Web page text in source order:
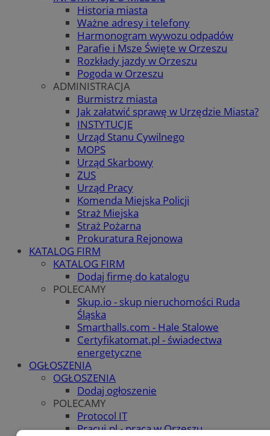
Historia miasta
Ważne adresy i telefony
Harmonogram wywozu odpadów
Parafie i Msze Święte w Orzeszu
Rozkłady jazdy w Orzeszu
Pogoda w Orzeszu
ADMINISTRACJA
Burmistrz miasta
Jak załatwić sprawę w Urzędzie Miasta?
INSTYTUCJE
Urząd Stanu Cywilnego
MOPS
Urząd Skarbowy
ZUS
Urząd Pracy
Komenda Miejska Policji
Straż Miejska
Straż Pożarna
Prokuratura Rejonowa
KATALOG FIRM
KATALOG FIRM
Dodaj firmę do katalogu
POLECAMY
Skup.io - skup nieruchomości Ruda
Śląska
Smarthalls.com - Hale Stalowe
Certyfikatomat.pl - świadectwa
energetyczne
OGŁOSZENIA
OGŁOSZENIA
Dodaj ogłoszenie
POLECAMY
Protocol IT
Pracuj.pl - praca w Orzeszu